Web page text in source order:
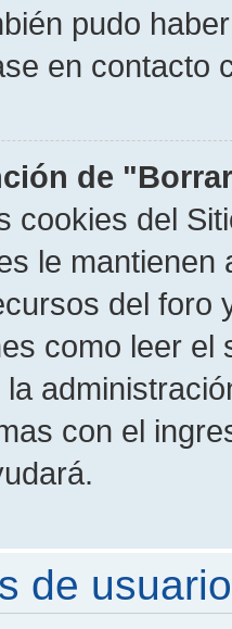
pudo
en contacto
de
cookies del
le
del foro
como leer el
con el
de